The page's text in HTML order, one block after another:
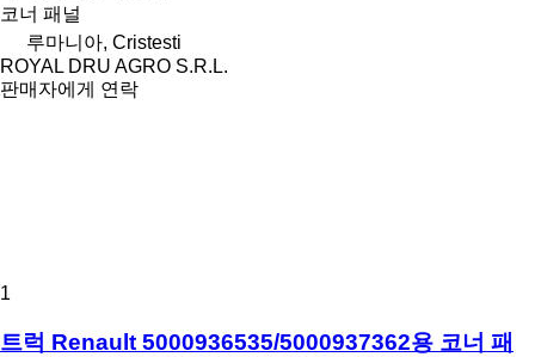
코너 패널
루마니아, Cristesti
ROYAL DRU AGRO S.R.L.
판매자에게 연락
1
트럭 Renault 5000936535/5000937362용 코너 패